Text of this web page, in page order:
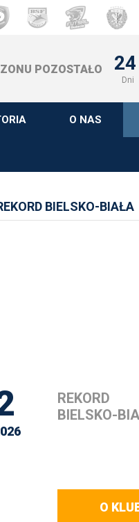
POZOSTAŁO 24
Dni
O NAS
BIELSKO-BIAŁA
REKORD
BIELSKO-
O